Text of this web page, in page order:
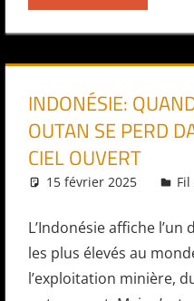
INDONÉSIE:
OUTAN SE PERD
CIEL OUVERT
15 février 2025
L’Indonésie affiche
les plus élevés au
l’exploitation minière,